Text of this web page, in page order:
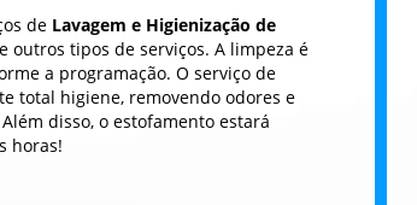
de Lavagem e Higienização de
outros tipos de serviços. A limpeza é
a programação. O serviço de
total higiene, removendo odores e
disso, o estofamento estará
horas!